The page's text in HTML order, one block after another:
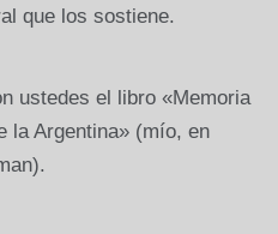
que los sostiene.
ustedes el libro «Memoria
la Argentina» (mío, en